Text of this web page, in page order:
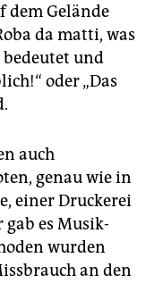
dem Gelände
da matti, was
bedeutet und
oder „Das
auch
genau wie in
einer Druckerei
es Musik-
wurden
an den